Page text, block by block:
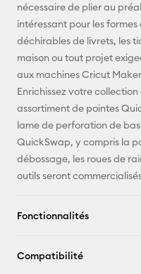
nécessaire de plier au
intéressant pour les
déchirables de livrets, les
maison ou tout projet
aux machines Cricut
Enrichissez votre
assortiment de pointes
lame de perforation de
QuickSwap, y compris la
débossage, les roues de
outils seront
Fonctionnalités
Compatibilité